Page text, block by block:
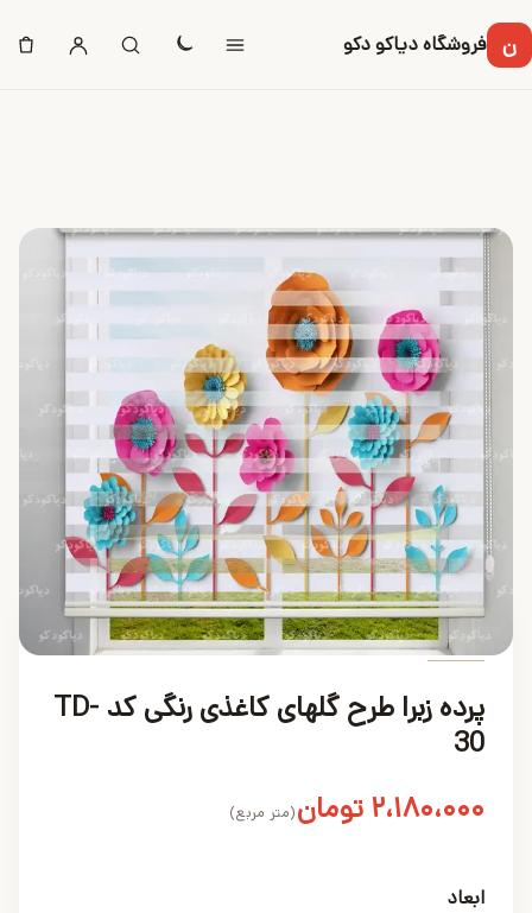
ن فروشگاه دیاکو دکو
محصول
پرده زبرا طرح گلهای کاغذی رنگی کد TD-
30
۲،۱۸۰،۰۰۰ تومان(متر مربع)
ابعاد